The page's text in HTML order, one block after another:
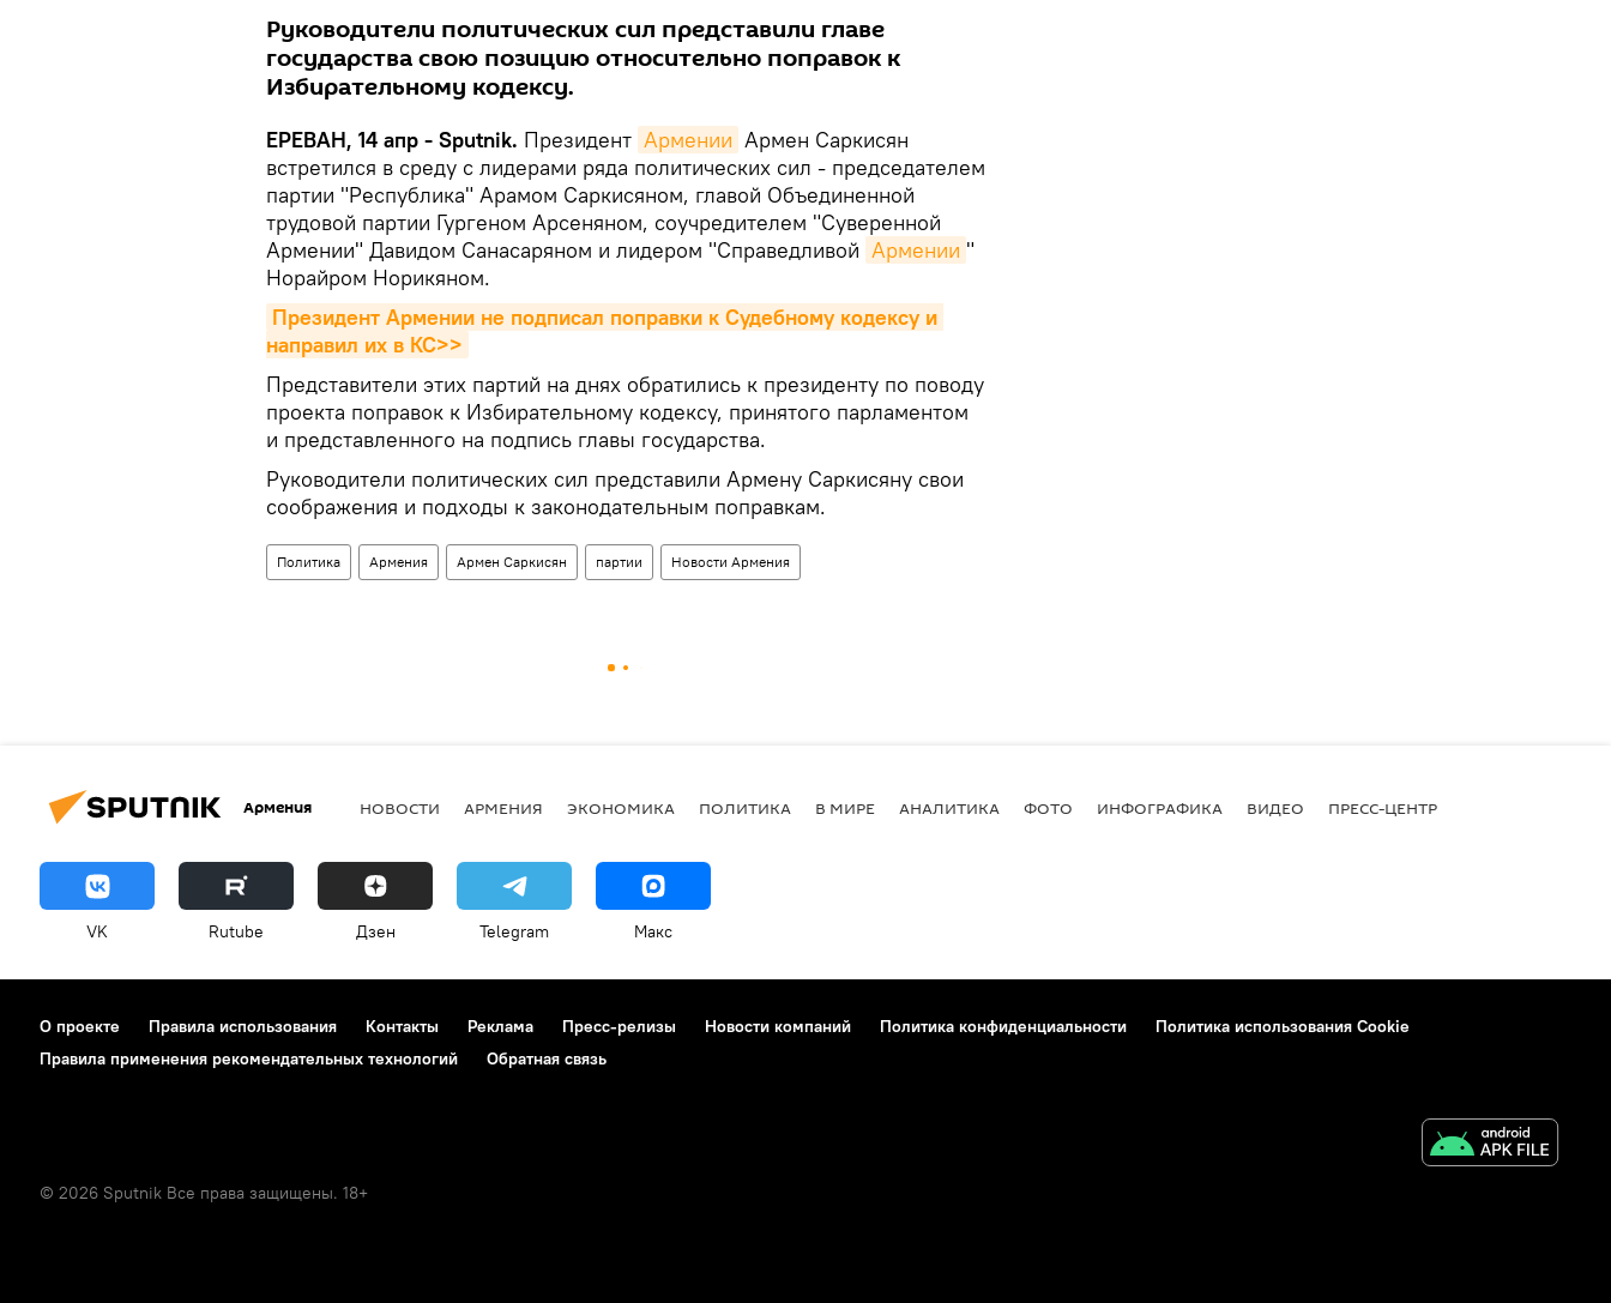
Руководители политических сил представили главе
государства свою позицию относительно поправок к
Избирательному кодексу.
ЕРЕВАН, 14 апр - Sputnik. Президент Армении Армен Саркисян
встретился в среду с лидерами ряда политических сил - председателем
партии "Республика" Арамом Саркисяном, главой Объединенной
трудовой партии Гургеном Арсеняном, соучредителем "Суверенной
Армении" Давидом Санасаряном и лидером "Справедливой Армении "
Норайром Норикяном.
Президент Армении не подписал поправки к Судебному кодексу и
направил их в КС>>
Представители этих партий на днях обратились к президенту по поводу
проекта поправок к Избирательному кодексу, принятого парламентом
и представленного на подпись главы государства.
Руководители политических сил представили Армену Саркисяну свои
соображения и подходы к законодательным поправкам.
Политика Армения Армен Саркисян партии Новости Армения
Армения НОВОСТИ АРМЕНИЯ ЭКОНОМИКА ПОЛИТИКА В МИРЕ АНАЛИТИКА ФОТО ИНФОГРАФИКА ВИДЕО ПРЕСС-ЦЕНТР
VK Rutube Дзен Telegram Макс
О проекте Правила использования Контакты Реклама Пресс-релизы Новости компаний Политика конфиденциальности
Политика использования Cookie
Правила применения рекомендательных технологий
Обратная связь
© 2026 Sputnik Все права защищены. 18+